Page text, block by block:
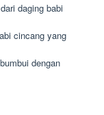
daging babi
cincang yang
dengan